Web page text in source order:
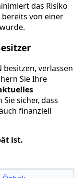
das Risiko
von einer
besitzen, verlassen
Sie Ihre
sicher, dass
finanziell
ist.